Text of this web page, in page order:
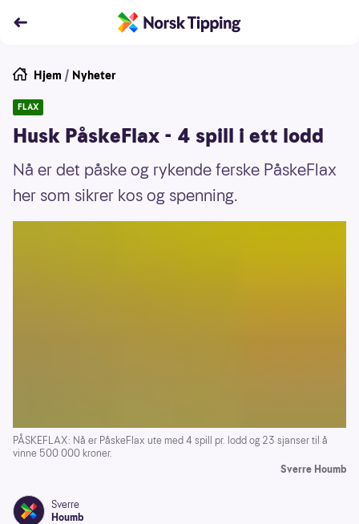
Hjem / Nyheter
FLAX
Husk PåskeFlax - 4 spill i ett lodd
Nå er det påske og rykende ferske PåskeFlax
her som sikrer kos og spenning.
PÅSKEFLAX: Nå er PåskeFlax ute med 4 spill pr. lodd og 23 sjanser til å
vinne 500 000 kroner.
Sverre Houmb
Sverre
Houmb